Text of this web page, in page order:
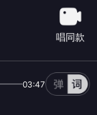
唱同款
03:47